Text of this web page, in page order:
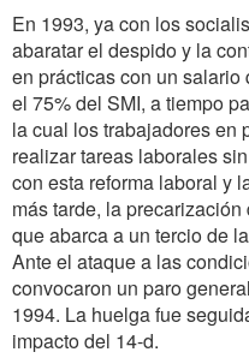
En 1993, ya con los
abaratar el despido y la
en prácticas con un
el 75% del SMI, a tiempo
la cual los trabajadores en
realizar tareas laborales
con esta reforma laboral y
más tarde, la
que abarca a un tercio de
Ante el ataque a las
convocaron un paro
1994. La huelga fue
impacto del 14-d.